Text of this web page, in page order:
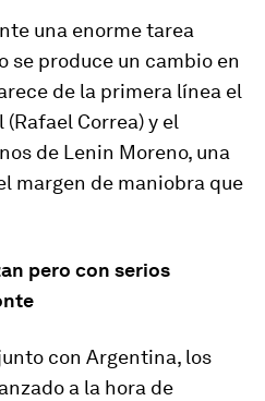
una enorme tarea
se produce un cambio en
de la primera línea el
Correa) y el
de Lenin Moreno, una
margen de maniobra que
pero con serios
con Argentina, los
a la hora de